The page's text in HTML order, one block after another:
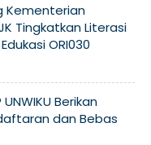
Kementerian
Tingkatkan Literasi
ORI030
Berikan
dan Bebas